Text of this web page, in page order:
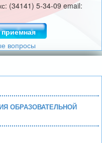
(34141) 5-34-09 email:
вопросы
ОБРАЗОВАТЕЛЬНОЙ